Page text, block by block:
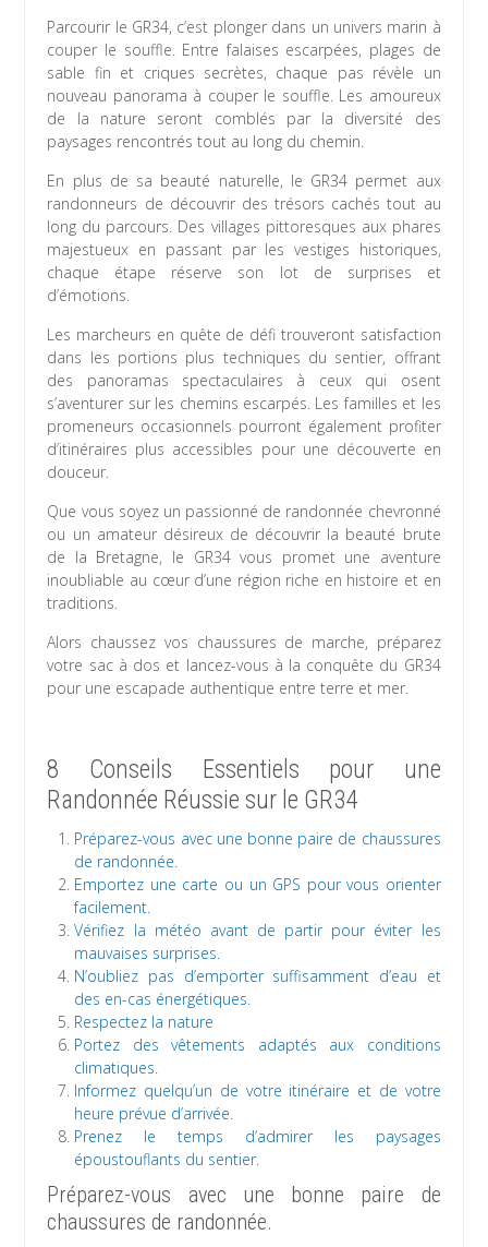
Parcourir le GR34, c’est plonger dans un univers marin à
couper le souffle. Entre falaises escarpées, plages de
sable fin et criques secrètes, chaque pas révèle un
nouveau panorama à couper le souffle. Les amoureux
de la nature seront comblés par la diversité des
paysages rencontrés tout au long du chemin.
En plus de sa beauté naturelle, le GR34 permet aux
randonneurs de découvrir des trésors cachés tout au
long du parcours. Des villages pittoresques aux phares
majestueux en passant par les vestiges historiques,
chaque étape réserve son lot de surprises et
d’émotions.
Les marcheurs en quête de défi trouveront satisfaction
dans les portions plus techniques du sentier, offrant
des panoramas spectaculaires à ceux qui osent
s’aventurer sur les chemins escarpés. Les familles et les
promeneurs occasionnels pourront également profiter
d’itinéraires plus accessibles pour une découverte en
douceur.
Que vous soyez un passionné de randonnée chevronné
ou un amateur désireux de découvrir la beauté brute
de la Bretagne, le GR34 vous promet une aventure
inoubliable au cœur d’une région riche en histoire et en
traditions.
Alors chaussez vos chaussures de marche, préparez
votre sac à dos et lancez-vous à la conquête du GR34
pour une escapade authentique entre terre et mer.
8 Conseils Essentiels pour une
Randonnée Réussie sur le GR34
Préparez-vous avec une bonne paire de chaussures
de randonnée.
Emportez une carte ou un GPS pour vous orienter
facilement.
Vérifiez la météo avant de partir pour éviter les
mauvaises surprises.
N’oubliez pas d’emporter suffisamment d’eau et
des en-cas énergétiques.
Respectez la nature
Portez des vêtements adaptés aux conditions
climatiques.
Informez quelqu’un de votre itinéraire et de votre
heure prévue d’arrivée.
Prenez le temps d’admirer les paysages
époustouflants du sentier.
Préparez-vous avec une bonne paire de
chaussures de randonnée.